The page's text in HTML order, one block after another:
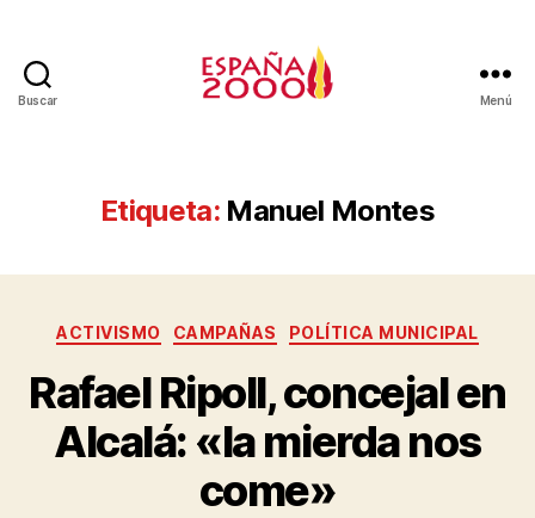
Buscar Menú
Etiqueta: Manuel Montes
ACTIVISMO CAMPAÑAS POLÍTICA MUNICIPAL
Rafael Ripoll, concejal en
Alcalá: «la mierda nos
come»